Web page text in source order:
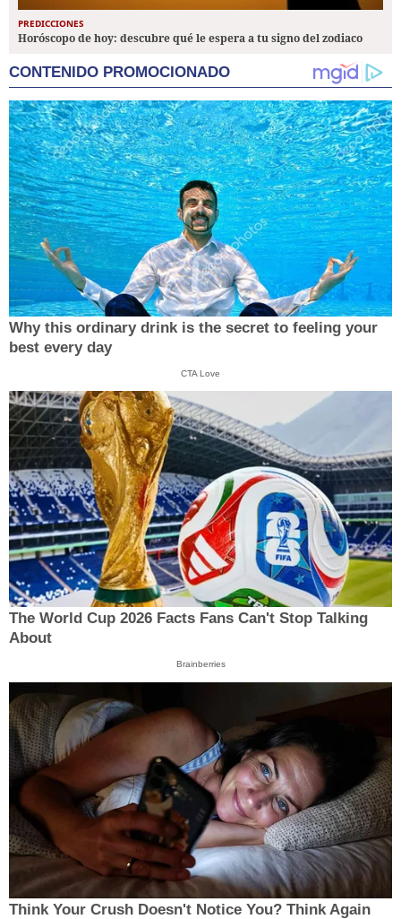
PREDICCIONES
Horóscopo de hoy: descubre qué le espera a tu signo del zodiaco
CONTENIDO PROMOCIONADO
Why this ordinary drink is the secret to feeling your
best every day
CTA Love
The World Cup 2026 Facts Fans Can't Stop Talking
About
Brainberries
Think Your Crush Doesn't Notice You? Think Again